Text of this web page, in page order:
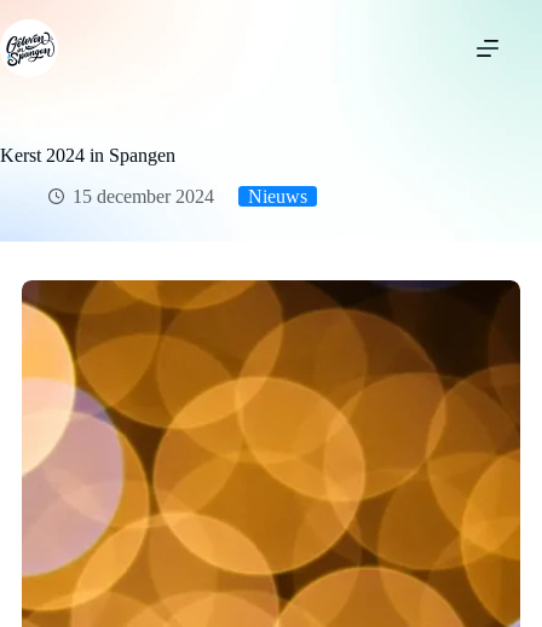
naar
de
Kerst 2024 in Spangen
15 december 2024
Nieuws